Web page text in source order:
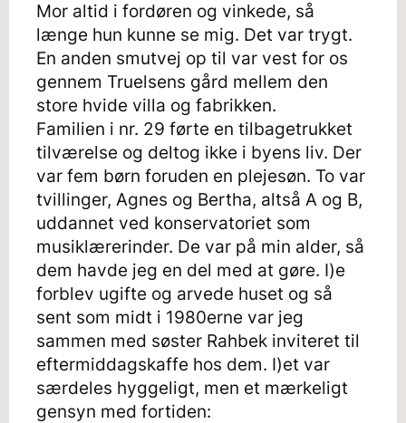
Mor altid i fordøren og vinkede, så
længe hun kunne se mig. Det var trygt.
En anden smutvej op til var vest for os
gennem Truelsens gård mellem den
store hvide villa og fabrikken.
Familien i nr. 29 førte en tilbagetrukket
tilværelse og deltog ikke i byens liv. Der
var fem børn foruden en plejesøn. To var
tvillinger, Agnes og Bertha, altså A og B,
uddannet ved konservatoriet som
musiklærerinder. De var på min alder, så
dem havde jeg en del med at gøre. I)e
forblev ugifte og arvede huset og så
sent som midt i 1980erne var jeg
sammen med søster Rahbek inviteret til
eftermiddagskaffe hos dem. I)et var
særdeles hyggeligt, men et mærkeligt
gensyn med fortiden: